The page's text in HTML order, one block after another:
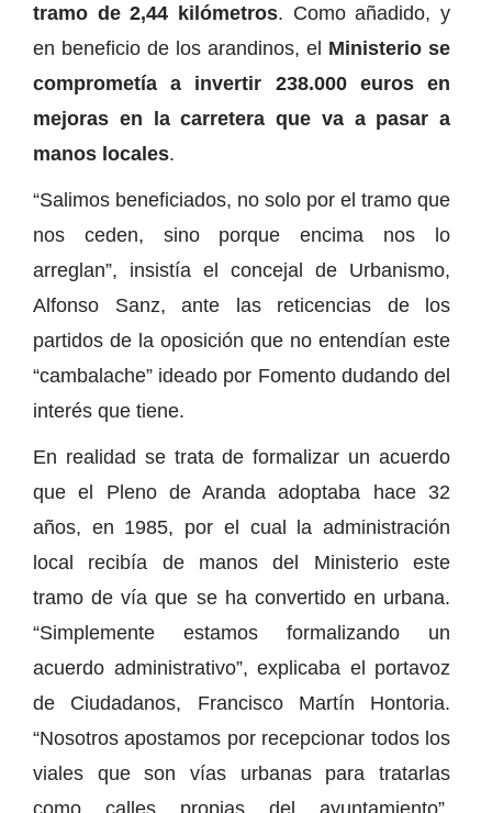
tramo de 2,44 kilómetros. Como añadido, y
en beneficio de los arandinos, el Ministerio se
comprometía a invertir 238.000 euros en
mejoras en la carretera que va a pasar a
manos locales.
“Salimos beneficiados, no solo por el tramo que
nos ceden, sino porque encima nos lo
arreglan”, insistía el concejal de Urbanismo,
Alfonso Sanz, ante las reticencias de los
partidos de la oposición que no entendían este
“cambalache” ideado por Fomento dudando del
interés que tiene.
En realidad se trata de formalizar un acuerdo
que el Pleno de Aranda adoptaba hace 32
años, en 1985, por el cual la administración
local recibía de manos del Ministerio este
tramo de vía que se ha convertido en urbana.
“Simplemente estamos formalizando un
acuerdo administrativo”, explicaba el portavoz
de Ciudadanos, Francisco Martín Hontoria.
“Nosotros apostamos por recepcionar todos los
viales que son vías urbanas para tratarlas
como calles propias del ayuntamiento”,